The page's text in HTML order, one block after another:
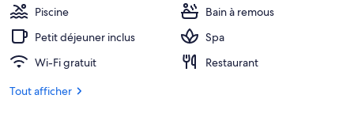
2 piscines extérieures
Piscine
Bain à remous
Petit déjeuner inclus
Spa
Wi-Fi gratuit
Restaurant
Tout afficher